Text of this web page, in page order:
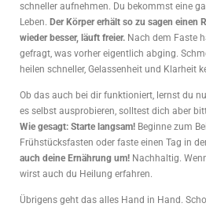
schneller aufnehmen. Du bekommst eine
Leben. Der Körper erhält so zu sagen einen
wieder besser, läuft freier. Nach dem Faste
gefragt, was vorher eigentlich abging.
heilen schneller, Gelassenheit und Klarheit
Ob das auch bei dir funktioniert, lernst du
es selbst ausprobieren, solltest dich aber
Wie gesagt: Starte langsam! Beginne zum
Frühstücksfasten oder faste einen Tag in
auch deine Ernährung um! Nachhaltig.
wirst auch du Heilung erfahren.
Übrigens geht das alles Hand in Hand.